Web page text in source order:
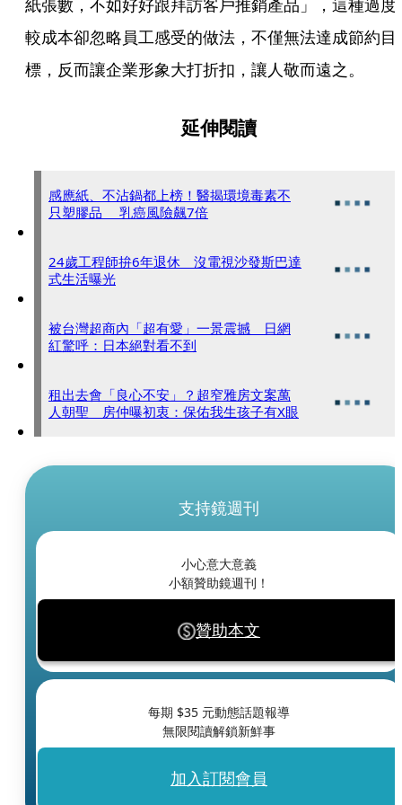
紙張數，不如好好跟拜訪客戶推銷產品」，這種過度
較成本卻忽略員工感受的做法，不僅無法達成節約目
標，反而讓企業形象大打折扣，讓人敬而遠之。
延伸閱讀
感應紙、不沾鍋都上榜！醫揭環境毒素不
只塑膠品 乳癌風險飆7倍
24歲工程師拚6年退休 沒電視沙發斯巴達
式生活曝光
被台灣超商內「超有愛」一景震撼 日網
紅驚呼：日本絕對看不到
租出去會「良心不安」？超窄雅房文案萬
人朝聖 房仲曝初衷：保佑我生孩子有X眼
支持鏡週刊
小心意大意義
小額贊助鏡週刊！
贊助本文
每期 $35 元動態話題報導
無限閱讀解鎖新鮮事
加入訂閱會員